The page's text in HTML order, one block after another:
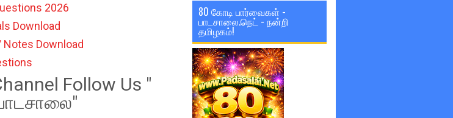
2026
Download
Notes Download
Follow Us "
80 கோடி பார்வைகள் -
பாடசாலை.நெட் - நன்றி
தமிழகம்!